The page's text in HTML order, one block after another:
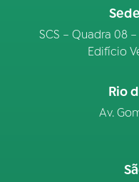
SCS – Quadra 08
Edifício
Rio
Av.